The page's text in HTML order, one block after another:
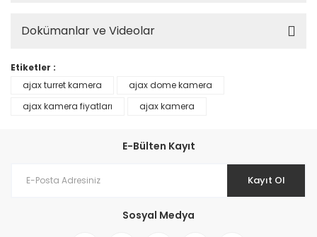
Dokümanlar ve Videolar
Etiketler :
ajax turret kamera
ajax dome kamera
ajax kamera fiyatları
ajax kamera
E-Bülten Kayıt
Kayıt Ol
Sosyal Medya